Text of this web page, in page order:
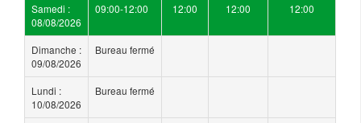
Samedi :
08/08/2026
09:00-12:00 12:00 12:00 12:00
Dimanche :
09/08/2026
Bureau fermé
Lundi :
10/08/2026
Bureau fermé